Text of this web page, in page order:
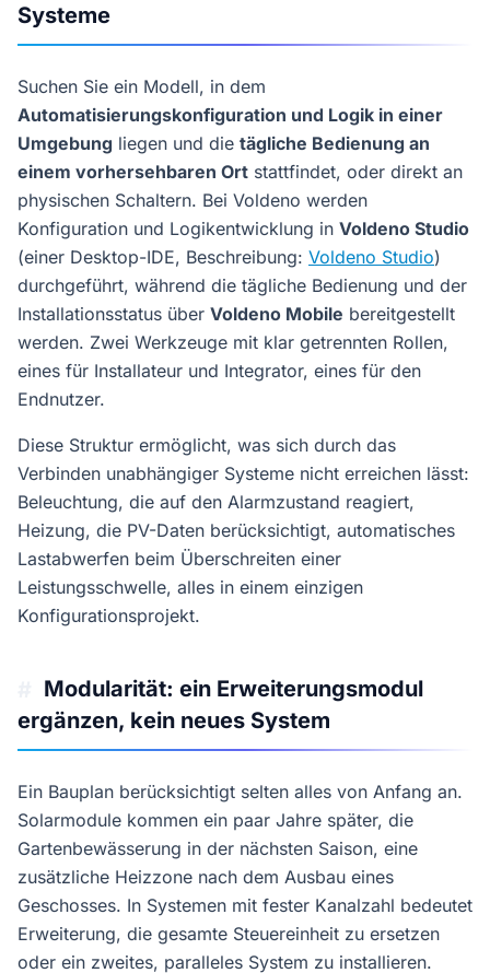
Systeme
Suchen Sie ein Modell, in dem
Automatisierungskonfiguration und Logik in einer
Umgebung liegen und die tägliche Bedienung an
einem vorhersehbaren Ort stattfindet, oder direkt an
physischen Schaltern. Bei Voldeno werden
Konfiguration und Logikentwicklung in Voldeno Studio
(einer Desktop-IDE, Beschreibung: Voldeno Studio)
durchgeführt, während die tägliche Bedienung und der
Installationsstatus über Voldeno Mobile bereitgestellt
werden. Zwei Werkzeuge mit klar getrennten Rollen,
eines für Installateur und Integrator, eines für den
Endnutzer.
Diese Struktur ermöglicht, was sich durch das
Verbinden unabhängiger Systeme nicht erreichen lässt:
Beleuchtung, die auf den Alarmzustand reagiert,
Heizung, die PV-Daten berücksichtigt, automatisches
Lastabwerfen beim Überschreiten einer
Leistungsschwelle, alles in einem einzigen
Konfigurationsprojekt.
Modularität: ein Erweiterungsmodul
ergänzen, kein neues System
Ein Bauplan berücksichtigt selten alles von Anfang an.
Solarmodule kommen ein paar Jahre später, die
Gartenbewässerung in der nächsten Saison, eine
zusätzliche Heizzone nach dem Ausbau eines
Geschosses. In Systemen mit fester Kanalzahl bedeutet
Erweiterung, die gesamte Steuereinheit zu ersetzen
oder ein zweites, paralleles System zu installieren.